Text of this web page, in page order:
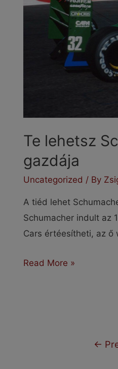
Te lehetsz
gazdája
Uncategorized / By
A tiéd lehet
Schumacher indult az
Cars értéesítheti, az
Te
Read More »
←